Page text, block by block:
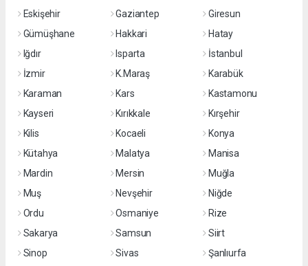
Eskişehir
Gaziantep
Giresun
Gümüşhane
Hakkari
Hatay
Iğdır
Isparta
İstanbul
İzmir
K.Maraş
Karabük
Karaman
Kars
Kastamonu
Kayseri
Kırıkkale
Kırşehir
Kilis
Kocaeli
Konya
Kütahya
Malatya
Manisa
Mardin
Mersin
Muğla
Muş
Nevşehir
Niğde
Ordu
Osmaniye
Rize
Sakarya
Samsun
Siirt
Sinop
Sivas
Şanlıurfa